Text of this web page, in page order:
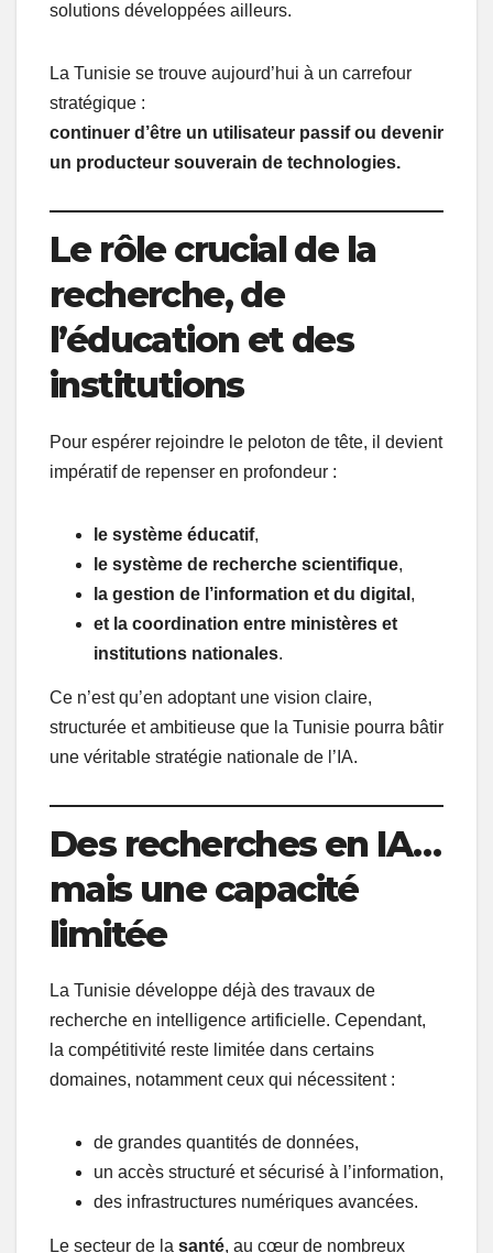
solutions développées ailleurs.
La Tunisie se trouve aujourd’hui à un carrefour
stratégique :
continuer d’être un utilisateur passif ou devenir
un producteur souverain de technologies.
Le rôle crucial de la
recherche, de
l’éducation et des
institutions
Pour espérer rejoindre le peloton de tête, il devient
impératif de repenser en profondeur :
le système éducatif,
le système de recherche scientifique,
la gestion de l’information et du digital ,
et la coordination entre ministères et
institutions nationales.
Ce n’est qu’en adoptant une vision claire,
structurée et ambitieuse que la Tunisie pourra bâtir
une véritable stratégie nationale de l’IA.
Des recherches en IA…
mais une capacité
limitée
La Tunisie développe déjà des travaux de
recherche en intelligence artificielle. Cependant,
la compétitivité reste limitée dans certains
domaines, notamment ceux qui nécessitent :
de grandes quantités de données,
un accès structuré et sécurisé à l’information,
des infrastructures numériques avancées.
Le secteur de la santé, au cœur de nombreux